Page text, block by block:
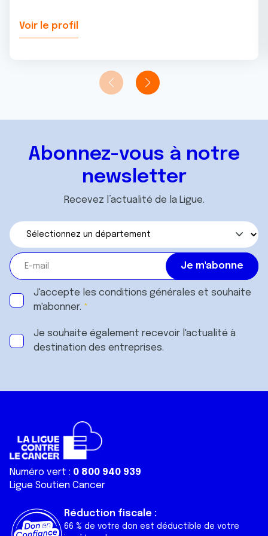
Voir le profil
Abonnez-vous à notre
newsletter
Recevez l’actualité de la Ligue.
J'accepte les conditions générales et souhaite
m'abonner.
Je souhaite également recevoir l'actualité à
destination des entreprises.
Numéro vert : 0 800 940 939
Ligue Soutien Cancer
Réduction fiscale :
66 % de votre don est déductible de votre